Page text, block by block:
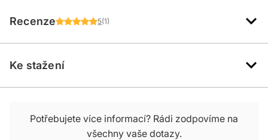
Recenze 5(1)
Ke stažení
Potřebujete více informací? Rádi zodpovíme na
všechny vaše dotazy.